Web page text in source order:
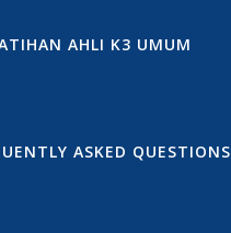
AHLI K3 UMUM
ASKED QUESTIONS